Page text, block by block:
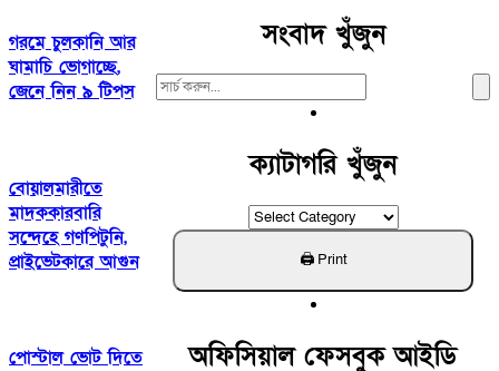
গরমে চুলকানি আর
ঘামাচি ভোগাচ্ছে,
জেনে নিন ৯ টিপস
বোয়ালমারীতে
মাদককারবারি
সন্দেহে গণপিটুনি,
প্রাইভেটকারে আগুন
পোস্টাল ভোট দিতে
সংবাদ খুঁজুন
Search
ক্যাটাগরি খুঁজুন
ক্যাটাগরি
খুঁজুন
অফিসিয়াল ফেসবুক আইডি